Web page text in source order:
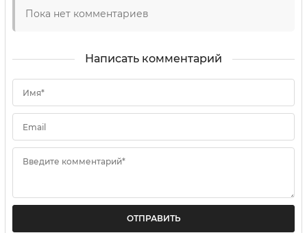
Пока нет комментариев
Написать комментарий
Имя*
Email
Введите комментарий*
ОТПРАВИТЬ